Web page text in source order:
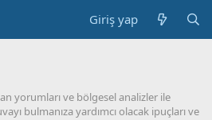
Giriş yap
yorumları ve bölgesel analizler ile
bulmanıza yardımcı olacak ipuçları ve